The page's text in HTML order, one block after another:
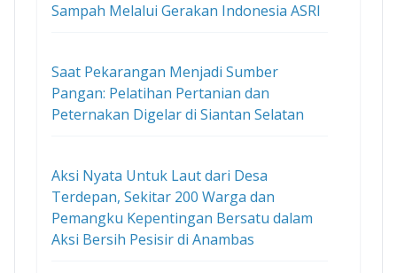
Sampah Melalui Gerakan Indonesia ASRI
Saat Pekarangan Menjadi Sumber
Pangan: Pelatihan Pertanian dan
Peternakan Digelar di Siantan Selatan
Aksi Nyata Untuk Laut dari Desa
Terdepan, Sekitar 200 Warga dan
Pemangku Kepentingan Bersatu dalam
Aksi Bersih Pesisir di Anambas